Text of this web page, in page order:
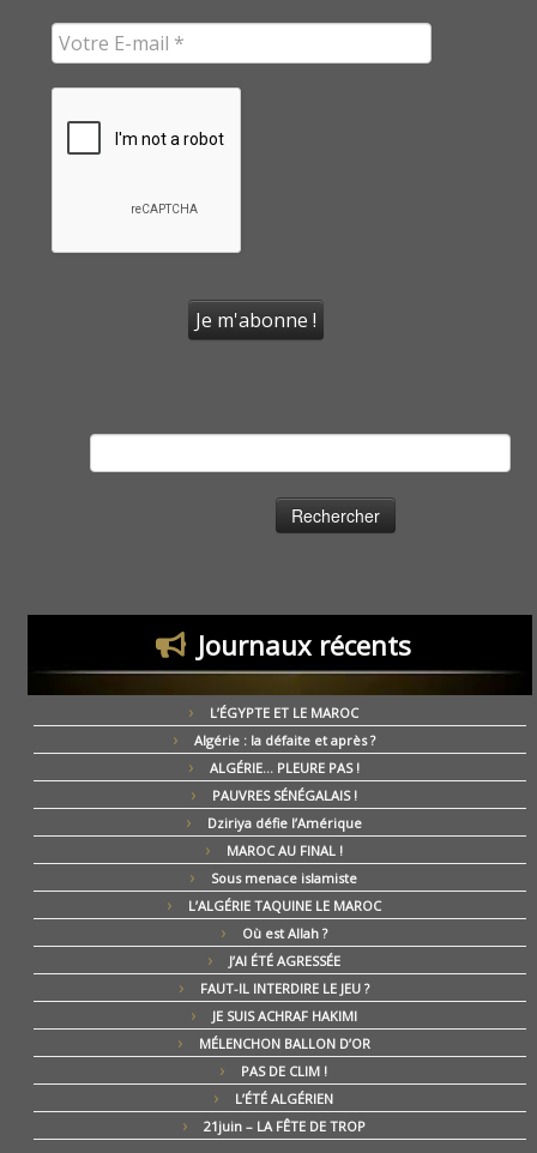
Journaux récents
L’ÉGYPTE ET LE MAROC
Algérie : la défaite et après ?
ALGÉRIE… PLEURE PAS !
PAUVRES SÉNÉGALAIS !
Dziriya défie l’Amérique
MAROC AU FINAL !
Sous menace islamiste
L’ALGÉRIE TAQUINE LE MAROC
Où est Allah ?
J’AI ÉTÉ AGRESSÉE
FAUT-IL INTERDIRE LE JEU ?
JE SUIS ACHRAF HAKIMI
MÉLENCHON BALLON D’OR
PAS DE CLIM !
L’ÉTÉ ALGÉRIEN
21juin – LA FÊTE DE TROP